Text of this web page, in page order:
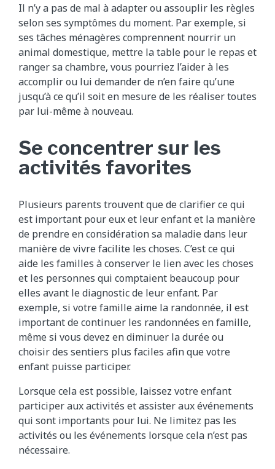
Il n’y a pas de mal à adapter ou assouplir les règles
selon ses symptômes du moment. Par exemple, si
ses tâches ménagères comprennent nourrir un
animal domestique, mettre la table pour le repas et
ranger sa chambre, vous pourriez l’aider à les
accomplir ou lui demander de n’en faire qu’une
jusqu’à ce qu’il soit en mesure de les réaliser toutes
par lui-même à nouveau.
Se concentrer sur les
activités favorites
Plusieurs parents trouvent que de clarifier ce qui
est important pour eux et leur enfant et la manière
de prendre en considération sa maladie dans leur
manière de vivre facilite les choses. C’est ce qui
aide les familles à conserver le lien avec les choses
et les personnes qui comptaient beaucoup pour
elles avant le diagnostic de leur enfant. Par
exemple, si votre famille aime la randonnée, il est
important de continuer les randonnées en famille,
même si vous devez en diminuer la durée ou
choisir des sentiers plus faciles afin que votre
enfant puisse participer.
Lorsque cela est possible, laissez votre enfant
participer aux activités et assister aux événements
qui sont importants pour lui. Ne limitez pas les
activités ou les événements lorsque cela n’est pas
nécessaire.